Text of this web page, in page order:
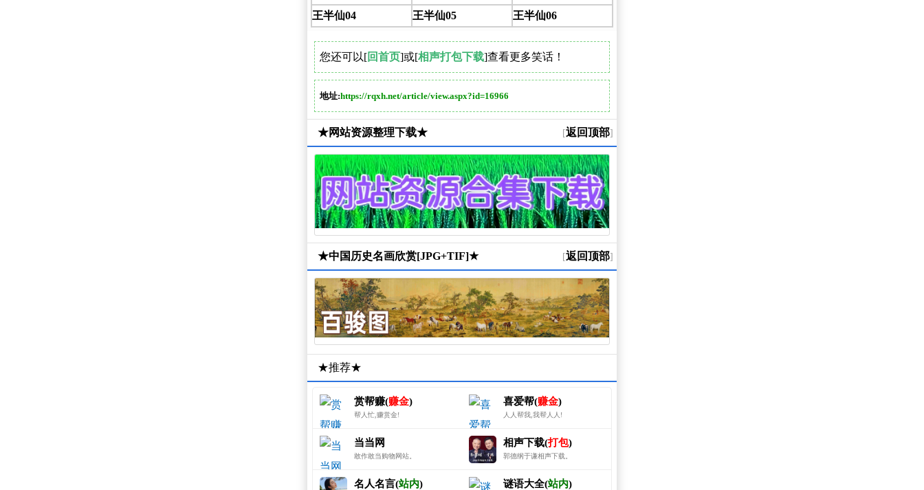
王半仙04
王半仙05 王半仙06
您还可以[回首页]或[相声打包下载]查看更多笑话！
地址:https://rqxh.net/article/view.aspx?id=16966
★网站资源整理下载★ [返回顶部]
★中国历史名画欣赏[JPG+TIF]★ [返回顶部]
★推荐★
赏帮赚(赚金)
帮人忙,赚赏金!
喜爱帮(赚金)
人人帮我,我帮人人!
当当网
敢作敢当购物网站。
相声下载(打包)
郭德纲于谦相声下载。
名人名言(站内) 谜语大全(站内)